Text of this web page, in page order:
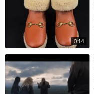
0:14